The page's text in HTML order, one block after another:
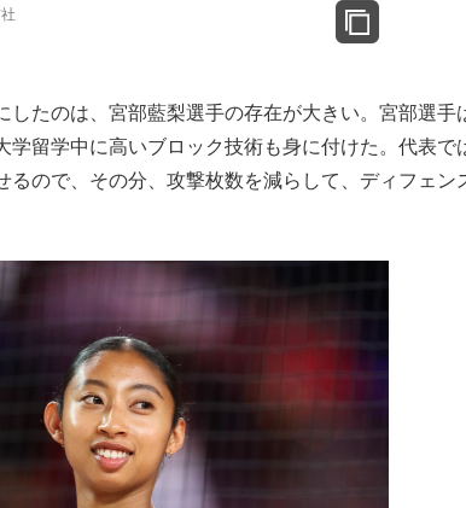
たのは、宮部藍梨選手の存在が大きい。宮部選手
留学中に高いブロック技術も身に付けた。代表で
ので、その分、攻撃枚数を減らして、ディフェン